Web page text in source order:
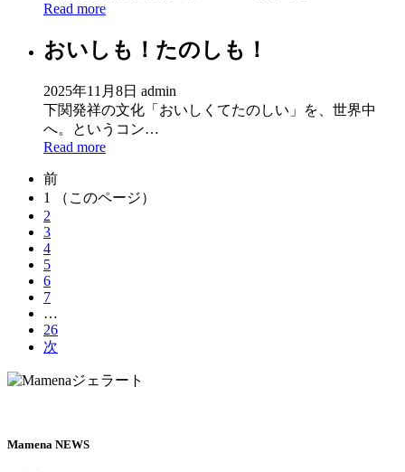
Read more
おいしも！たのしも！
2025年11月8日 admin
下関発祥の文化「おいしくてたのしい」を、世界中
へ。というコン…
Read more
前
1
（このページ）
2
3
4
5
6
7
…
26
次
Mamena NEWS